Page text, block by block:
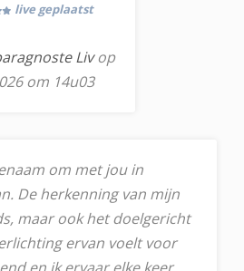
live geplaatst
Livop
om 14u03
om met jou in
De herkenning van mijn
maar ook het doelgericht
ervan voelt voor